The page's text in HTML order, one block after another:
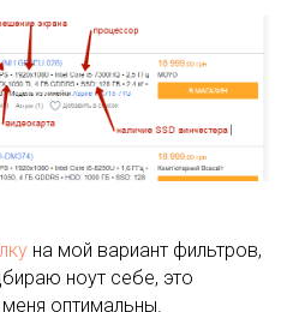
на мой вариант фильтров,
ноут себе, это
оптимальны.